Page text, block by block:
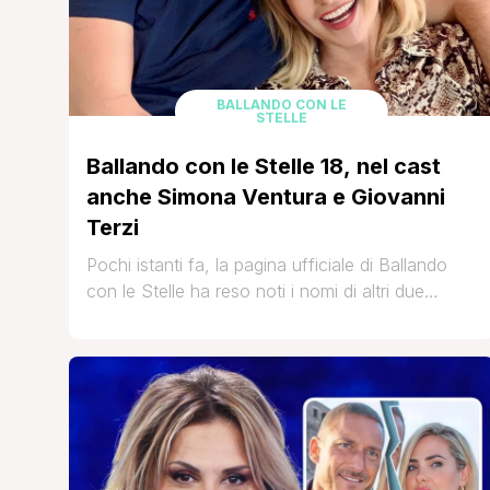
BALLANDO CON LE
STELLE
Ballando con le Stelle 18, nel cast
anche Simona Ventura e Giovanni
Terzi
Pochi istanti fa, la pagina ufficiale di Ballando
con le Stelle ha reso noti i nomi di altri due
compagno, il giornalista Giovanni Terzi! Ecco
l'annuncio ufficiale: Simona Ventura e Giovanni
Terzi, una coppia strepitosa sulla pista di
Ballando con [']